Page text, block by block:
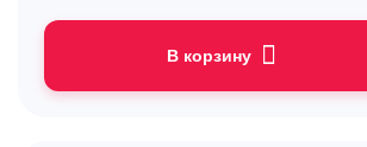
В корзину